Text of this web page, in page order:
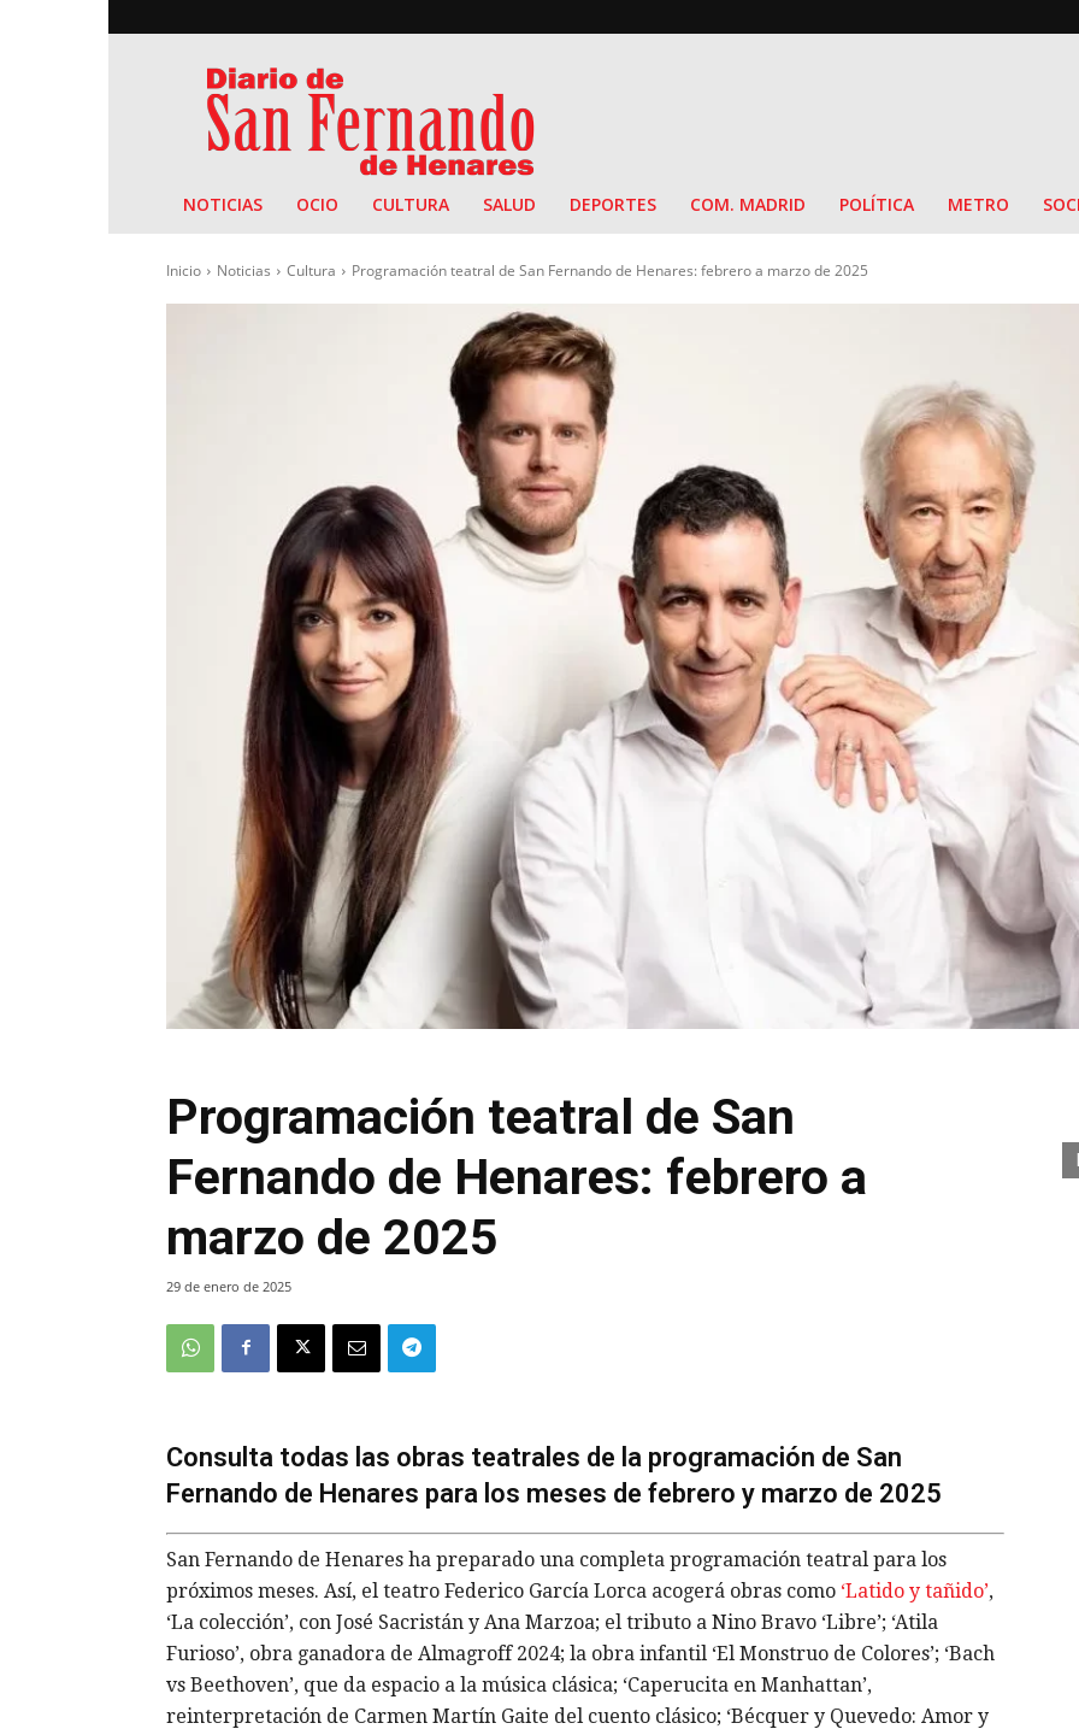
Diario
de
San
NOTICIAS OCIO CULTURA SALUD DEPORTES COM. MADRID POLÍTICA METRO
Inicio Noticias Cultura Programación teatral de San Fernando de Henares: febrero a marzo de 2025
Programación teatral de San
Fernando de Henares: febrero a
marzo de 2025
29 de enero de 2025
Consulta todas las obras teatrales de la programación de San
Fernando de Henares para los meses de febrero y marzo de 2025
San Fernando de Henares ha preparado una completa programación teatral para los
próximos meses. Así, el teatro Federico García Lorca acogerá obras como ‘Latido y tañido’,
‘La colección’, con José Sacristán y Ana Marzoa; el tributo a Nino Bravo ‘Libre’; ‘Atila
Furioso’, obra ganadora de Almagroff 2024; la obra infantil ‘El Monstruo de Colores’; ‘Bach
vs Beethoven’, que da espacio a la música clásica; ‘Caperucita en Manhattan’,
reinterpretación de Carmen Martín Gaite del cuento clásico; ‘Bécquer y Quevedo: Amor y